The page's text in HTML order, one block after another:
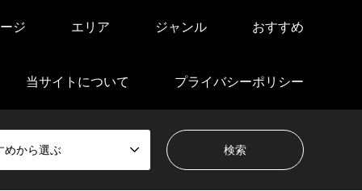
ジ エリア ジャンル おすすめ
当サイトについて プライバシーポリシー
めから選ぶ